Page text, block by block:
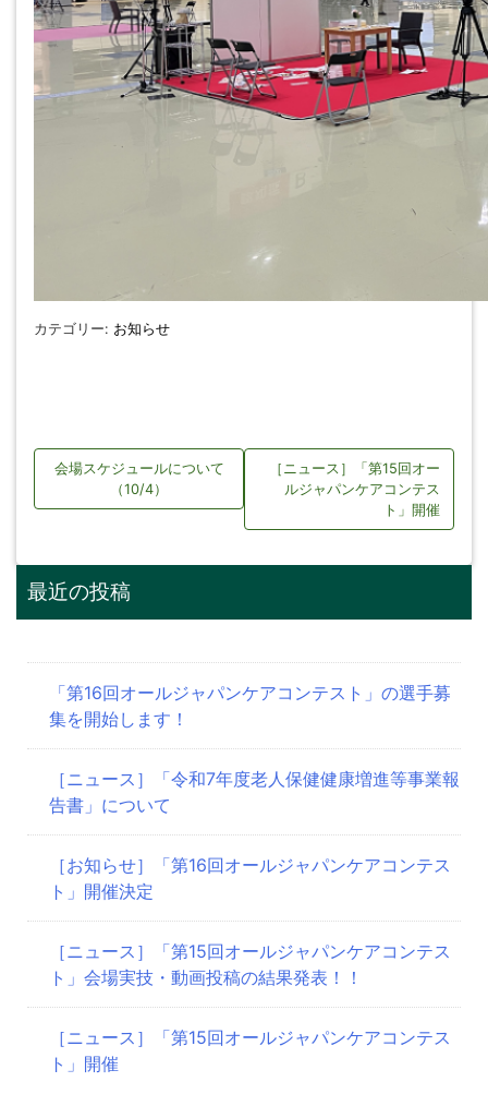
カテゴリー: お知らせ
投
稿
ビ
ゲ
ー
シ
ョ
ン
会場スケジュールについて
（10/4）
［ニュース］「第15回オー
ルジャパンケアコンテス
ト」開催
最近の投稿
「第16回オールジャパンケアコンテスト」の選手募
集を開始します！
［ニュース］「令和7年度老人保健健康増進等事業報
告書」について
［お知らせ］「第16回オールジャパンケアコンテス
ト」開催決定
［ニュース］「第15回オールジャパンケアコンテス
ト」会場実技・動画投稿の結果発表！！
［ニュース］「第15回オールジャパンケアコンテス
ト」開催